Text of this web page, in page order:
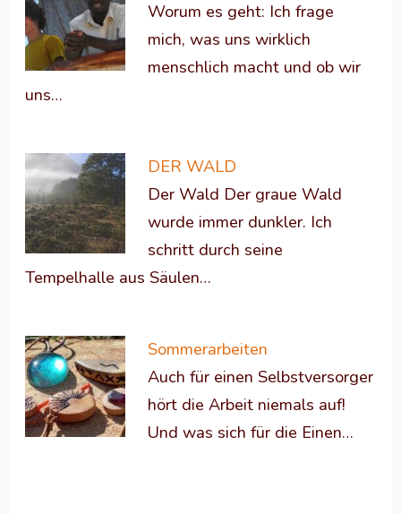
Worum es geht: Ich frage
mich, was uns wirklich
menschlich macht und ob wir
uns…
DER WALD
Der Wald Der graue Wald
wurde immer dunkler. Ich
schritt durch seine
Tempelhalle aus Säulen…
Sommerarbeiten
Auch für einen Selbstversorger
hört die Arbeit niemals auf!
Und was sich für die Einen…